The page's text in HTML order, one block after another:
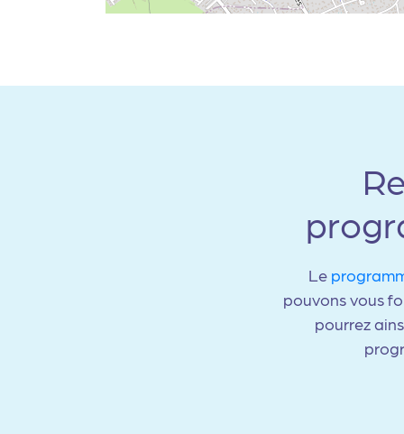
Le
pouvons vous
pourrez